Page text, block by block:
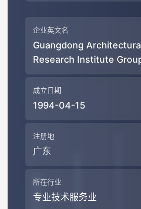
企业英文名
Guangdong
Research Institute
成立日期
1994-04-15
注册地
广东
所在行业
专业技术服务业